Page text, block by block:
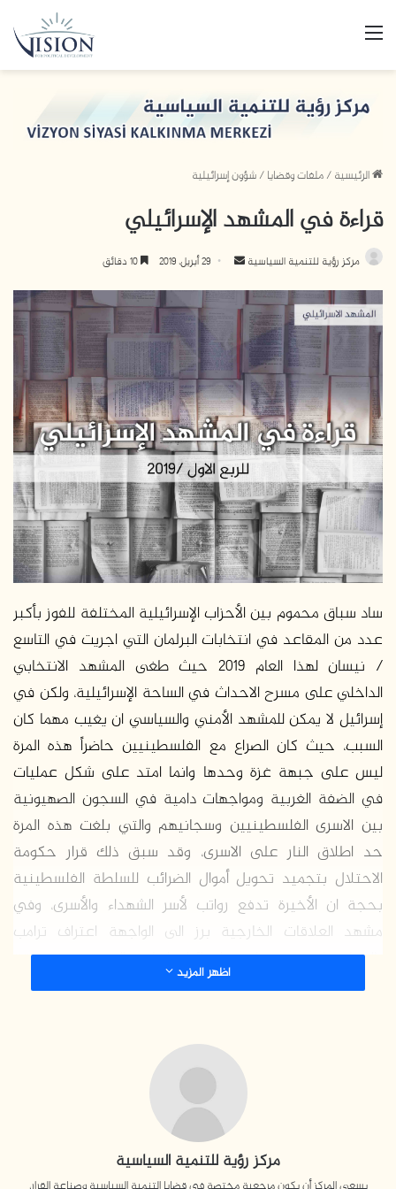
الرئيسية/ملفات وقضايا/شؤون إسرائيلية
قراءة في المشهد الإسرائيلي
مركز رؤية للتنمية السياسية
ب
ي
د
ا
إ
ل
ك
ت
ر
و
ن
ا
29 أبريل، 2019
ساد سباق محموم بين الأحزاب الإسرائيلية المختلفة للفوز بأكبر
عدد من المقاعد في انتخابات البرلمان التي اجريت في التاسع
/ نيسان لهذا العام 2019 حيث طغى المشهد الانتخابي
الداخلي على مسرح الاحداث في الساحة الإسرائيلية، ولكن في
إسرائيل لا يمكن للمشهد الأمني والسياسي ان يغيب مهما كان
السبب، حيث كان الصراع مع الفلسطينيين حاضراً هذه المرة
ليس على جبهة غزة وحدها وانما امتد على شكل عمليات
في الضفة الغربية ومواجهات دامية في السجون الصهيونية
بين الاسرى الفلسطينيين وسجانيهم والتي بلغت هذه المرة
حد اطلاق النار على الاسرى، وقد سبق ذلك قرار حكومة
الاحتلال بتجميد تحويل أموال الضرائب للسلطة الفلسطينية
بحجة ان الأخيرة تدفع رواتب لأسر الشهداء والأسرى، وفي
مشهد العلاقات الخارجية برز الى الواجهة اعتراف ترامب
بالجولان كجزء من ارض إسرائيل إضافة الى توقيع صفقة
السلاح مع الهند.
الفساد لم تشهد المعركة الانتخابية البرلمانية في إسرائيل أي
تنافس حقيقي كما هو الحال للانتخابات في هذا العام، فخلال
السنوات العشر الماضية لم يبلغ أي حزب من الأحزاب مستوى
اظهر المزيد
مركز رؤية للتنمية السياسية